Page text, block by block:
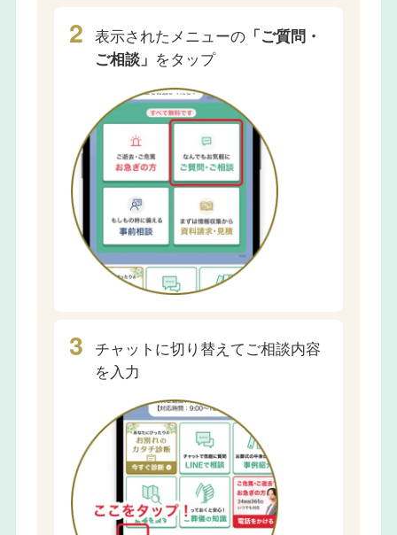
表示されたメニューの 「ご質問・
ご相談」 をタップ
チャットに切り替えてご相談内容
を入力